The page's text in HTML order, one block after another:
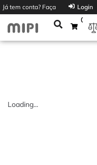
Já tem conta? Faça Login
0
Loading...